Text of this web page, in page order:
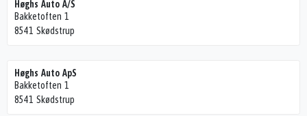
Høghs Auto A/S
Bakketoften 1
8541 Skødstrup
Høghs Auto ApS
Bakketoften 1
8541 Skødstrup